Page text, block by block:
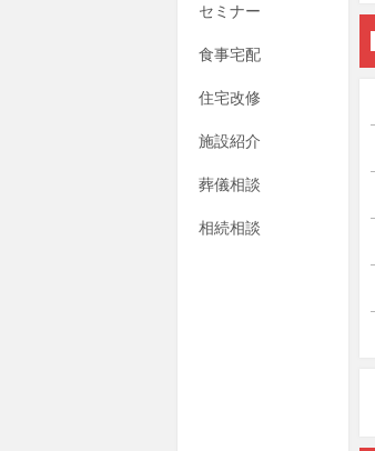
セミナー
食事宅配
住宅改修
施設紹介
葬儀相談
相続相談